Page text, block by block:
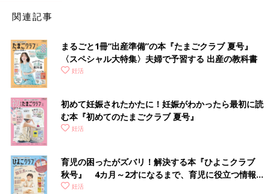
関連記事
まるごと1冊“出産準備”の本『たまごクラブ 夏号』
〈スペシャル大特集〉夫婦で予習する 出産の教科書
妊活
初めて妊娠されたかたに！妊娠がわかったら最初に読
む本『初めてのたまごクラブ 夏号』
妊活
育児の困ったがズバリ！解決する本『ひよこクラブ
秋号』 4カ月～2才になるまで、育児に役立つ情報が
いっぱい！
妊活